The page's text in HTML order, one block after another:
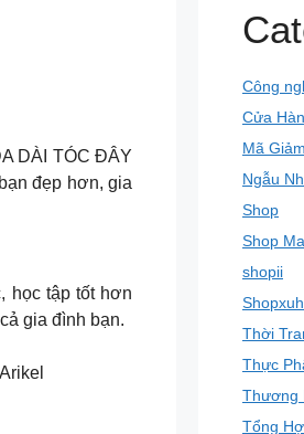
DÀI TÓC ĐÂY
đẹp hơn, gia
học tập tốt hơn
gia đình bạn.
Công
Cửa
Mã
Ngẫu
Shop
Shop
shopii
Thời
Thực
Thương
Tổng